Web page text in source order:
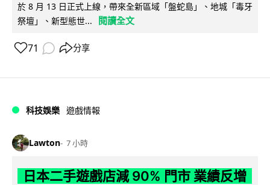
於 8 月 13 日正式上線，帶來全新區域「盤蛇島」、地城「毒牙
祭壇」、新型態世...
閱讀全文
71 分享
科技娛樂 遊戲情報
Lawton 7 小時
日本二手遊戲店減 90% 門市 業績反增